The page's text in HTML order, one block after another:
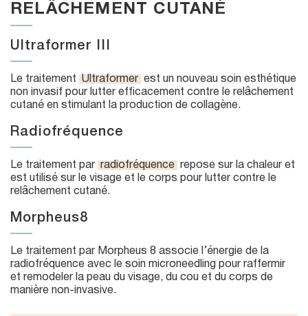
RELÂCHEMENT CUTANÉ
Ultraformer III
Le traitement Ultraformer est un nouveau soin esthétique
non invasif pour lutter efficacement contre le relâchement
cutané en stimulant la production de collagène.
Radiofréquence
Le traitement par radiofréquence
repose sur la chaleur et
est utilisé sur le visage et le corps pour lutter contre le
relâchement cutané.
Morpheus8
Le traitement par Morpheus 8 associe l’énergie de la
radiofréquence avec le soin microneedling pour raffermir
et remodeler la peau du visage, du cou et du corps de
manière non-invasive.